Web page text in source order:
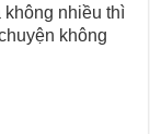
nhiều thì
không